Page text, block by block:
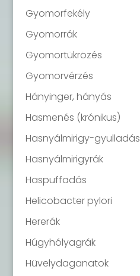
Gyomorfekély
Gyomorrák
Gyomortükrözés
Gyomorvérzés
Hányinger, hányás
Hasmenés (krónikus)
Hasnyálmirigy-gyulladás
Hasnyálmirigyrák
Haspuffadás
Helicobacter pylori
Hererák
Húgyhólyagrák
Hüvelydaganatok